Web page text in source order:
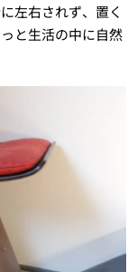
左右されず、置く
と生活の中に自然